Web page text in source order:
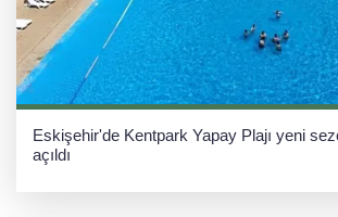
Eskişehir'de Kentpark Yapay Plajı yeni
açıldı